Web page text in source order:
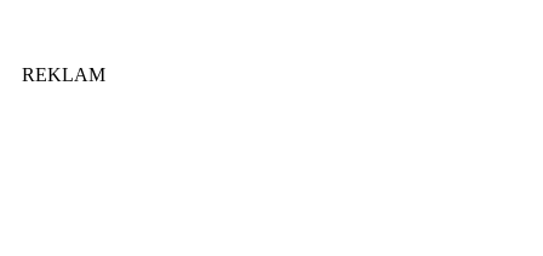
REKLAM